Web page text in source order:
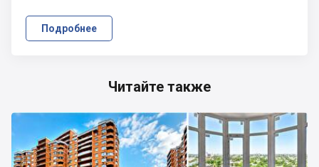
Читайте также
Подробнее